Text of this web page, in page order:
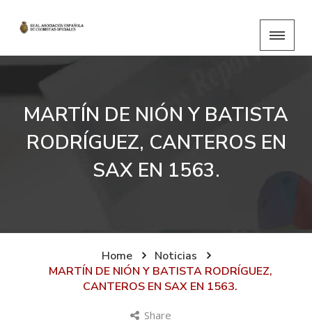
MARTÍN DE NIÓN Y BATISTA
RODRÍGUEZ, CANTEROS EN
SAX EN 1563.
Home
Noticias
MARTÍN DE NIÓN Y BATISTA RODRÍGUEZ,
CANTEROS EN SAX EN 1563.
Share